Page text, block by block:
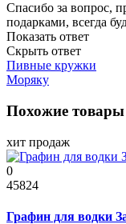
Спасибо за вопрос,
подарками, всегда
Показать ответ
Скрыть ответ
Пивные кружки
Моряку
Похожие товары
хит продаж
0
45824
Графин для водки